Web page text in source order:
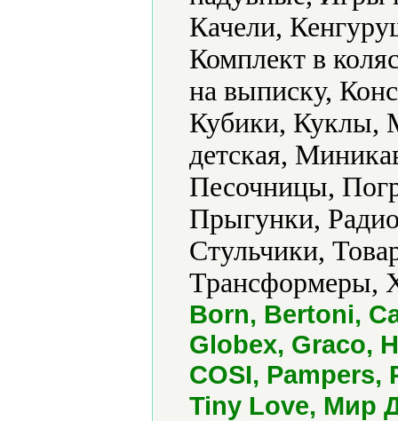
Качели,
Комплект в
на выписку,
Кубики, Куклы,
детская,
Песочницы,
Прыгунки,
Стульчики,
Трансформеры,
Born, Bertoni,
Globex, Graco,
COSI, Pampers,
Tiny Love, Мир